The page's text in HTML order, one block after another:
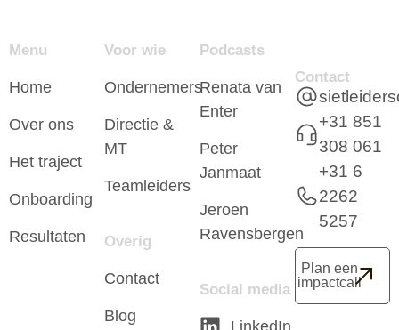
Menu
Home
Over ons
Het traject
Onboarding
Resultaten
Voor wie
Ondernemers
Directie &
MT
Teamleiders
Overig
Contact
Blog
Podcasts
Renata van
Enter
Peter
Janmaat
Jeroen
Ravensbergen
Social media
LinkedIn
Contact
+31 851
308 061
+31 6
2262
5257
Plan een
impactcall